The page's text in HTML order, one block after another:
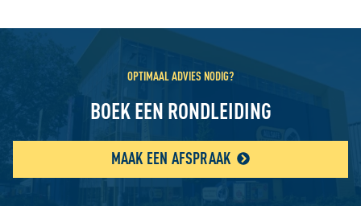
OPTIMAAL ADVIES NODIG?
BOEK EEN RONDLEIDING
MAAK EEN AFSPRAAK